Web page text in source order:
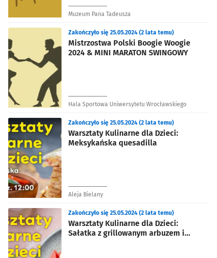
Muzeum Pana Tadeusza
Mistrzostwa Polski Boogie Woogie
2024 & MINI MARATON SWINGOWY
Zakończyło się 25.05.2024 (2 lata temu)
Hala Sportowa Uniwersytetu Wrocławskiego
Warsztaty Kulinarne dla Dzieci:
Meksykańska quesadilla
Zakończyło się 25.05.2024 (2 lata temu)
Aleja Bielany
Warsztaty Kulinarne dla Dzieci:
Sałatka z grillowanym arbuzem i
Zakończyło się 25.05.2024 (2 lata temu)